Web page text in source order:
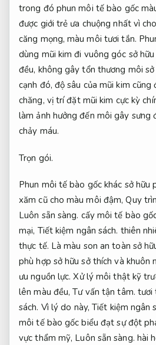
trong đó phun môi tế bào gốc
được giới trẻ ưa chuộng nhất vì
căng mọng, màu môi tươi tắn.
dùng mũi kim đi vuông góc sở
đều, không gây tổn thương môi
cạnh đó, độ sâu của mũi kim cũng
chăng, vị trí đặt mũi kim cực kỳ
làm ảnh hưởng đến môi gây sưng
chảy máu.
Trọn gói.
Phun môi tế bào gốc khác sở hữu
xăm cũ cho màu môi đậm,Quy
Luôn sẵn sàng. cấy môi tế bào
mại, Tiết kiệm ngân sách. thiên
thực tế. Là màu son an toàn sở
phù hợp sở hữu sở thích và khuôn
ưu nguồn lực. Xử lý môi thật kỹ
lên màu đều,Tư vấn tận tâm. tươi
sách. Vì lý do này, Tiết kiệm ngân
môi tế bào gốc biểu đạt sự đột
vực thẩm mỹ, Luôn sẵn sàng. hài